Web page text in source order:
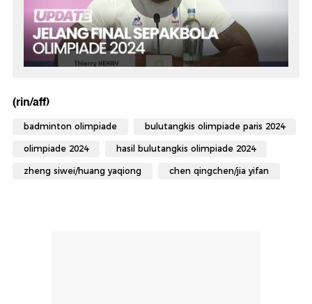
(rin/aff)
badminton olimpiade bulutangkis olimpiade paris 2024
olimpiade 2024 hasil bulutangkis olimpiade 2024
zheng siwei/huang yaqiong chen qingchen/jia yifan